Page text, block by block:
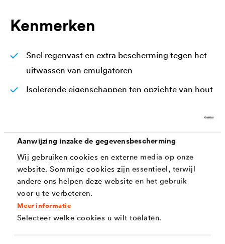
Aanwijzing inzake de gegevensbescherming
Wij gebruiken cookies en externe media op onze
website. Sommige cookies zijn essentieel, terwijl
andere ons helpen deze website en het gebruik
voor u te verbeteren.
Meer informatie
Selecteer welke cookies u wilt toelaten.
Kenmerken
Snel regenvast en extra bescherming tegen het
uitwassen van emulgatoren
Isolerende eigenschappen ten opzichte van hout
Blokvast, ventilerend, UV-stabiel en
weerbestendig
Directe hechting op aluminium en verzinkte
ondergronden (b.v. dakgoten)
Blijvend elastisch